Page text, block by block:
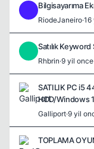
Bilgisayarıma
RiodeJaneiro·16
Satılık
Rhbrin·9 yil once
SATILIK PC i5
HDD/Windows
Galliport·9 yil
TOPLAMA